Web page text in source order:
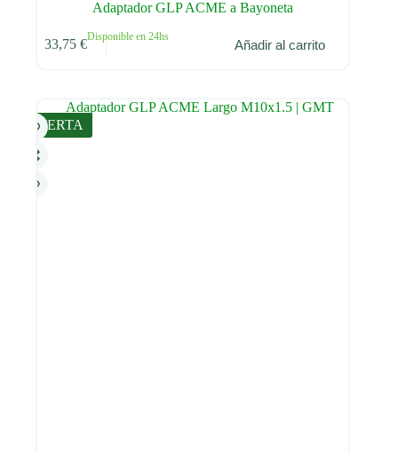
Adaptador GLP ACME a Bayoneta
33,75 €
Disponible en 24hs
Añadir al carrito
OFERTA